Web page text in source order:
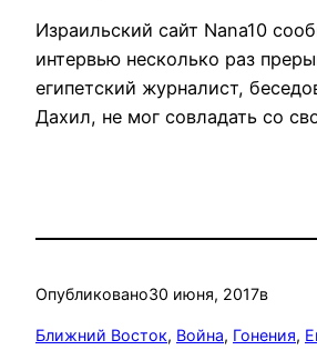
Израильский сайт Nana10
интервью несколько раз
египетский журналист,
Дахил, не мог совладать со
Опубликовано30 июня, 2017в
Ближний Восток, Война, Гонения,